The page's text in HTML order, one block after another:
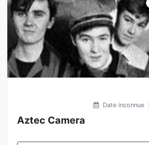
Date inconnue
Aztec Camera